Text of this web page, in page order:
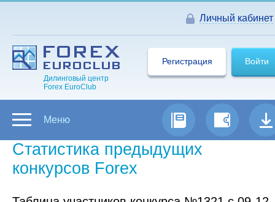
Личный кабинет
Дилинговый центр
Forex EuroClub
Войти
Регистрация
Меню
Статистика предыдущих
конкурсов Forex